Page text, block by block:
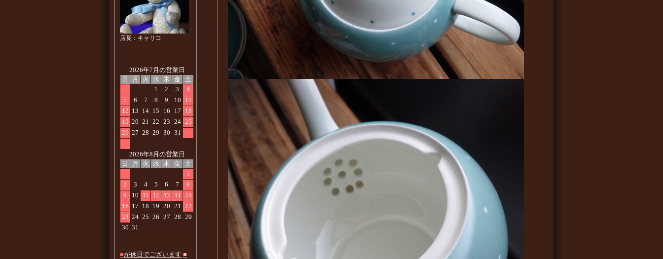
店長：キャリコ
2026年7月の営業日
日
月 火 水 木 金
土
1
2 3
4
5
6 7 8 9 10
11
12 13 14 15 16 17
18
19 20 21 22 23 24 25
26 27 28 29 30 31
2026年8月の営業日
日
月 火 水 木 金
土
1
2
3 4 5 6 7
8
9
10 11 12 13 14 15
16 17 18 19 20 21 22
23 24 25 26 27 28 29
30 31
■が休日でございます ■